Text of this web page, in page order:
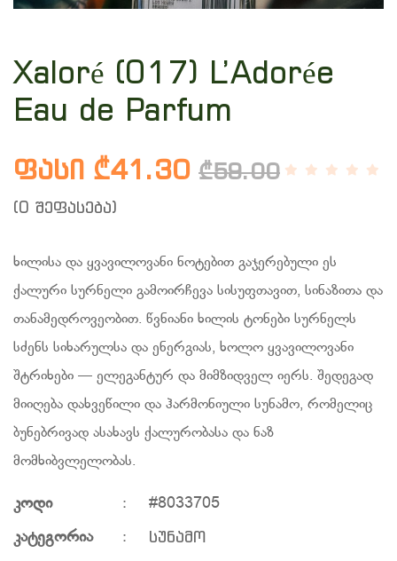
Xaloré (017) L’Adorée
Eau de Parfum
ფასი ₾41.30 ₾59.00
(0 შეფასება)
ხილისა და ყვავილოვანი ნოტებით გაჯერებული ეს
ქალური სურნელი გამოირჩევა სისუფთავით, სინაზითა და
თანამედროვეობით. წვნიანი ხილის ტონები სურნელს
სძენს სიხარულსა და ენერგიას, ხოლო ყვავილოვანი
შტრიხები — ელეგანტურ და მიმზიდველ იერს. შედეგად
მიიღება დახვეწილი და ჰარმონიული სუნამო, რომელიც
ბუნებრივად ასახავს ქალურობასა და ნაზ
მომხიბვლელობას.
კოდი :
#8033705
კატეგორია
:
სუნამო